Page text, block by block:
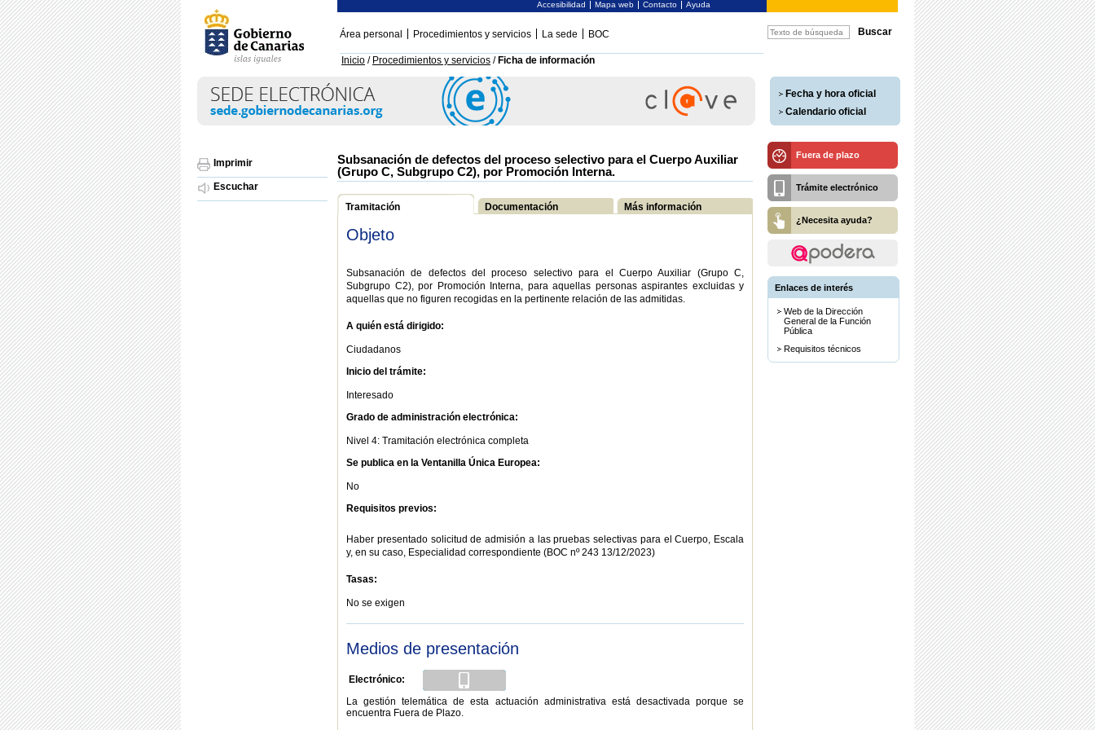
Accesibilidad Mapa web Contacto Ayuda
Área personal Procedimientos y servicios La sede BOC
Inicio / Procedimientos y servicios / Ficha de información
Fecha y hora oficial
Calendario oficial
Imprimir
Escuchar
Subsanación de defectos del proceso selectivo para el Cuerpo Auxiliar
(Grupo C, Subgrupo C2), por Promoción Interna.
Tramitación Documentación Más información
Objeto
Subsanación de defectos del proceso selectivo para el Cuerpo Auxiliar (Grupo C,
Subgrupo C2), por Promoción Interna, para aquellas personas aspirantes excluidas y
aquellas que no figuren recogidas en la pertinente relación de las admitidas.
A quién está dirigido:
Ciudadanos
Inicio del trámite:
Interesado
Grado de administración electrónica:
Nivel 4: Tramitación electrónica completa
Se publica en la Ventanilla Única Europea:
No
Requisitos previos:
Haber presentado solicitud de admisión a las pruebas selectivas para el Cuerpo, Escala
y, en su caso, Especialidad correspondiente (BOC nº 243 13/12/2023)
Tasas:
No se exigen
Medios de presentación
Electrónico:
La gestión telemática de esta actuación administrativa está desactivada porque se
encuentra Fuera de Plazo.
Fuera de plazo
Trámite electrónico
¿Necesita ayuda?
Enlaces de interés
Web de la Dirección
General de la Función
Pública
Requisitos técnicos